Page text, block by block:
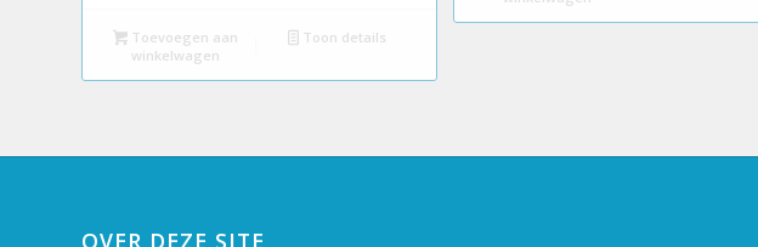
Toevoegen aan
winkelwagen
Toon details
OVER DEZE SITE